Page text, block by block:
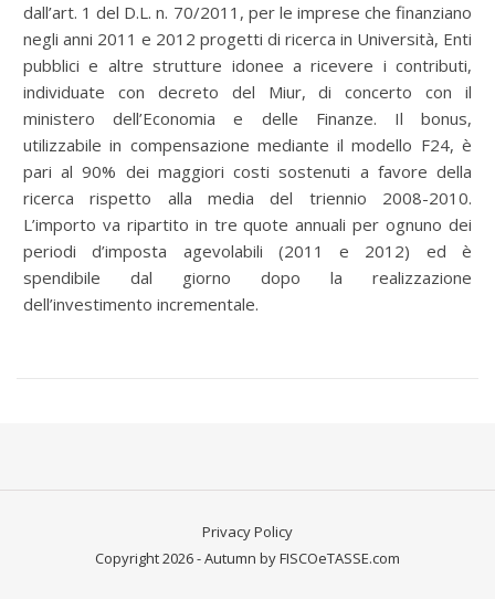
dall’art. 1 del D.L. n. 70/2011, per le imprese che finanziano
negli anni 2011 e 2012 progetti di ricerca in Università, Enti
pubblici e altre strutture idonee a ricevere i contributi,
individuate con decreto del Miur, di concerto con il
ministero dell’Economia e delle Finanze. Il bonus,
utilizzabile in compensazione mediante il modello F24, è
pari al 90% dei maggiori costi sostenuti a favore della
ricerca rispetto alla media del triennio 2008-2010.
L’importo va ripartito in tre quote annuali per ognuno dei
periodi d’imposta agevolabili (2011 e 2012) ed è
spendibile dal giorno dopo la realizzazione
dell’investimento incrementale.
Privacy Policy
Copyright 2026 - Autumn by FISCOeTASSE.com